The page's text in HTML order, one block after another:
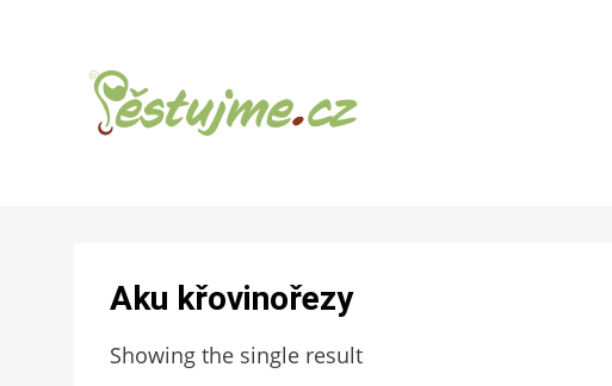
PRO ZAHRADU
Aku křovinořezy
Showing the single result